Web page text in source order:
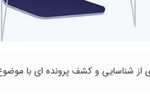
از شناسایی و کشف پرونده ای با